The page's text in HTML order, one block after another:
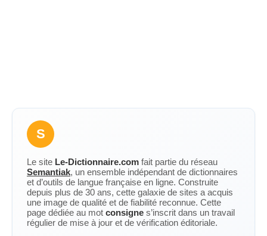
S
Le site Le-Dictionnaire.com fait partie du réseau
Semantiak, un ensemble indépendant de dictionnaires
et d’outils de langue française en ligne. Construite
depuis plus de 30 ans, cette galaxie de sites a acquis
une image de qualité et de fiabilité reconnue. Cette
page dédiée au mot consigne s’inscrit dans un travail
régulier de mise à jour et de vérification éditoriale.